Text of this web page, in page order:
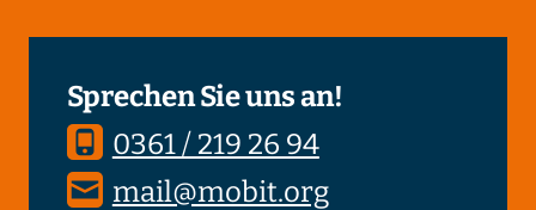
Sprechen Sie uns an!
0361 / 219 26 94
mail@mobit.org